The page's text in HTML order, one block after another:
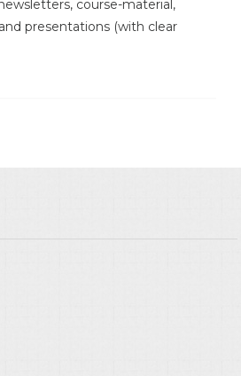
course-material,
presentations (with clear